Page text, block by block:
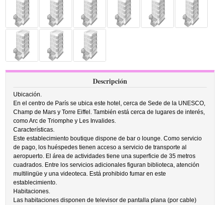
Descripción
Ubicación.
En el centro de París se ubica este hotel, cerca de Sede de la UNESCO,
Champ de Mars y Torre Eiffel. También está cerca de lugares de interés,
como Arc de Triomphe y Les Invalides.
Características.
Este establecimiento boutique dispone de bar o lounge. Como servicio
de pago, los huéspedes tienen acceso a servicio de transporte al
aeropuerto. El área de actividades tiene una superficie de 35 metros
cuadrados. Entre los servicios adicionales figuran biblioteca, atención
multilingüe y una videoteca. Está prohibido fumar en este
establecimiento.
Habitaciones.
Las habitaciones disponen de televisor de pantalla plana (por cable)